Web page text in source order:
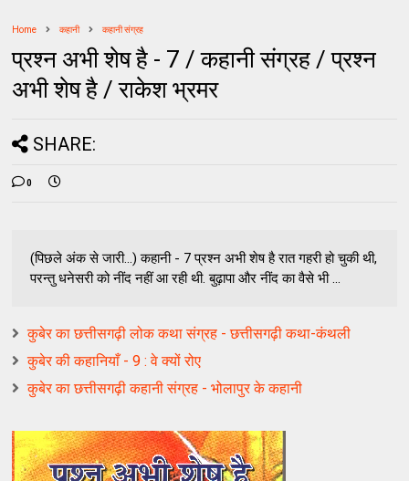
Home कहानी कहानी संग्रह
प्रश्न अभी शेष है - 7 / कहानी संग्रह / प्रश्न
अभी शेष है / राकेश भ्रमर
SHARE:
0
(पिछले अंक से जारी…) कहानी - 7 प्रश्‍न अभी शेष है रात गहरी हो चुकी थी,
परन्‍तु धनेसरी को नींद नहीं आ रही थी. बुढ़ापा और नींद का वैसे भी ...
कुबेर का छत्तीसगढ़ी लोक कथा संग्रह - छत्तीसगढ़ी कथा-कंथली
कुबेर की कहानियाँ - 9 : वे क्यों रोए
कुबेर का छत्तीसगढ़ी कहानी संग्रह - भोलापुर के कहानी